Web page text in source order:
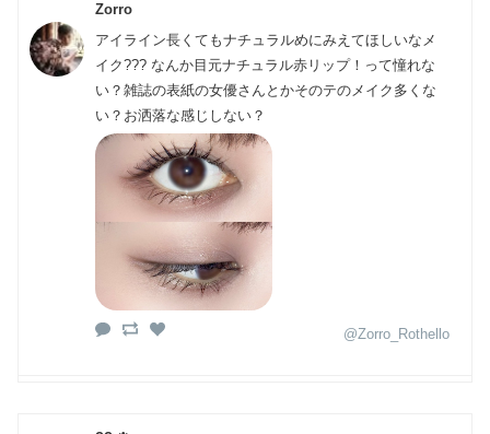
Zorro
アイライン長くてもナチュラルめにみえてほしいなメ
イク??? なんか目元ナチュラル赤リップ！って憧れな
い？雑誌の表紙の女優さんとかそのテのメイク多くな
い？お洒落な感じしない？
@Zorro_Rothello